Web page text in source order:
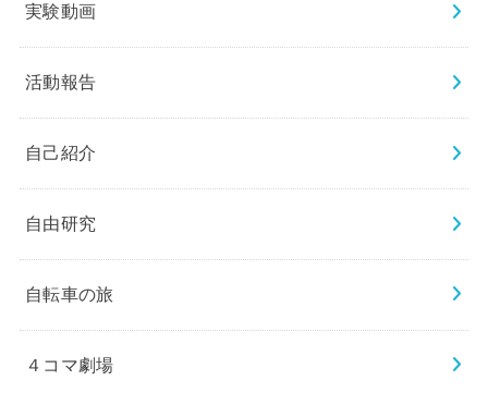
実験動画
活動報告
自己紹介
自由研究
自転車の旅
４コマ劇場